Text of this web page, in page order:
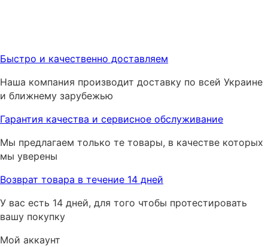
Быстро и качественно доставляем
Наша компания производит доставку по всей Украине
и ближнему зарубежью
Гарантия качества и сервисное обслуживание
Мы предлагаем только те товары, в качестве которых
мы уверены
Возврат товара в течение 14 дней
У вас есть 14 дней, для того чтобы протестировать
вашу покупку
Мой аккаунт